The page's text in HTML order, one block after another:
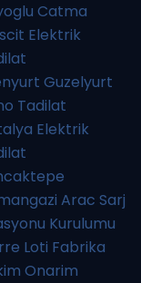
Catma
Elektrik
Guzelyurt
Tadilat
Elektrik
Arac Sarj
Kurulumu
Loti Fabrika
Onarim